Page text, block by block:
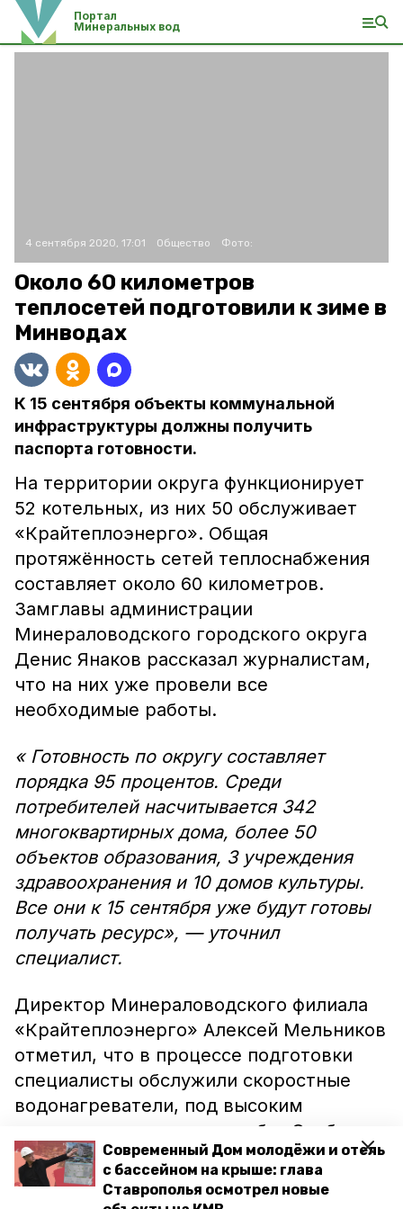
Современный Дом молодёжи и отель
с бассейном на крыше: глава
Ставрополья осмотрел новые
Портал
Минеральных вод
4 сентября 2020, 17:01 Общество Фото:
Около 60 километров
теплосетей подготовили к зиме в
Минводах
К 15 сентября объекты коммунальной
инфраструктуры должны получить
паспорта готовности.
На территории округа функционирует
52 котельных, из них 50 обслуживает
«Крайтеплоэнерго». Общая
протяжённость сетей теплоснабжения
составляет около 60 километров.
Замглавы администрации
Минераловодского городского округа
Денис Янаков рассказал журналистам,
что на них уже провели все
необходимые работы.
« Готовность по округу составляет
порядка 95 процентов. Среди
потребителей насчитывается 342
многоквартирных дома, более 50
объектов образования, 3 учреждения
здравоохранения и 10 домов культуры.
Все они к 15 сентября уже будут готовы
получать ресурс», — уточнил
специалист.
Директор Минераловодского филиала
«Крайтеплоэнерго» Алексей Мельников
отметил, что в процессе подготовки
специалисты обслужили скоростные
водонагреватели, под высоким
давлением проверили трубы. Особое
внимание уделялось котельным,
которые обслуживают социально